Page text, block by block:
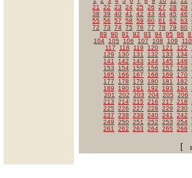
21
22 23 24 25 26 27 28 29
38
39 40 41 42 43 44 45 46
55
56 57 58 59 60 61 62 63
72
73 74 75 76 77 78 79 80
89
90 91 92 93 94 95 96
104
105 106 107 108 109
110
117
118 119 120 121 122
129
130 131 132 133 134
141
142 143 144 145 146
153
154 155 156 157 158
165
166 167 168 169 170
177
178 179 180 181 182
189
190 191 192 193 194
201
202 203 204 205
206
213
214 215 216 217 218
225
226 227 228 229 230
237
238 239 240 241 242
249
250 251 252 253 254
261
262 263 264 265 266
[